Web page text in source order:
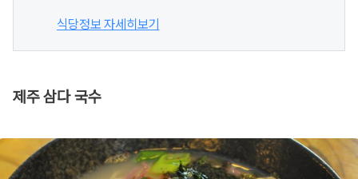
식당정보 자세히보기
제주 삼다 국수